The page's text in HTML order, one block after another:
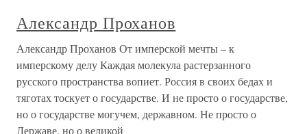
Александр Проханов
Александр Проханов От имперской мечты – к
имперскому делу Каждая молекула растерзанного
русского пространства вопиет. Россия в своих бедах и
тяготах тоскует о государстве. И не просто о государстве,
но о государстве могучем, державном. Не просто о
Державе, но о великой